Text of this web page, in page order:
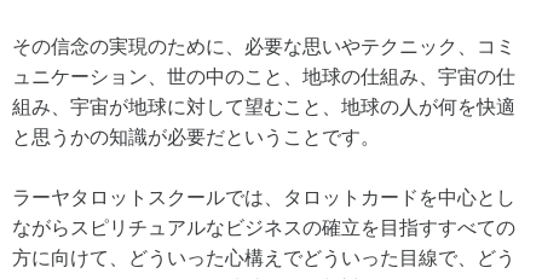
その信念の実現のために、必要な思いやテクニック、コミ
ュニケーション、世の中のこと、地球の仕組み、宇宙の仕
組み、宇宙が地球に対して望むこと、地球の人が何を快適
と思うかの知識が必要だということです。
ラーヤタロットスクールでは、タロットカードを中心とし
ながらスピリチュアルなビジネスの確立を目指すすべての
方に向けて、どういった心構えでどういった目線で、どう